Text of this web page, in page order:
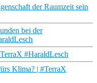
der Raumzeit sein
bei der
#HaraldLesch
Klima? | #TerraX